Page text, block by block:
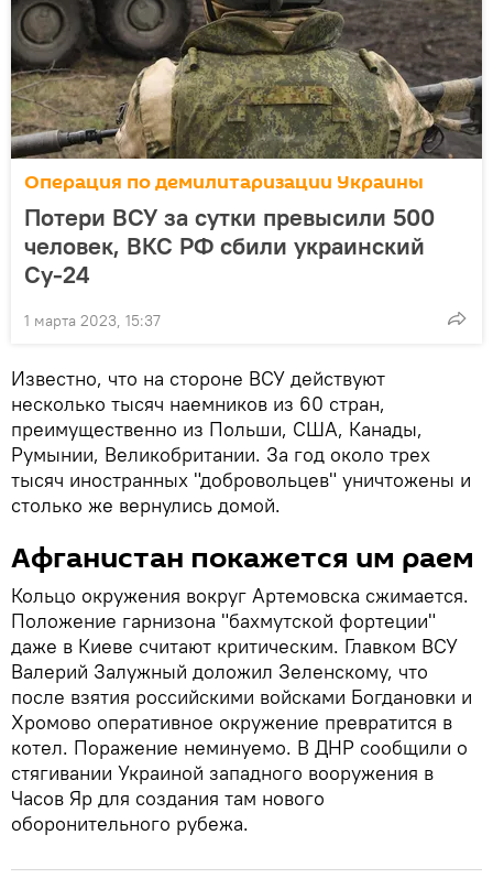
Операция по демилитаризации Украины
Потери ВСУ за сутки превысили 500
человек, ВКС РФ сбили украинский
Су-24
1 марта 2023, 15:37
Известно, что на стороне ВСУ действуют
несколько тысяч наемников из 60 стран,
преимущественно из Польши, США, Канады,
Румынии, Великобритании. За год около трех
тысяч иностранных "добровольцев" уничтожены и
столько же вернулись домой.
Афганистан покажется им раем
Кольцо окружения вокруг Артемовска сжимается.
Положение гарнизона "бахмутской фортеции"
даже в Киеве считают критическим. Главком ВСУ
Валерий Залужный доложил Зеленскому, что
после взятия российскими войсками Богдановки и
Хромово оперативное окружение превратится в
котел. Поражение неминуемо. В ДНР сообщили о
стягивании Украиной западного вооружения в
Часов Яр для создания там нового
оборонительного рубежа.